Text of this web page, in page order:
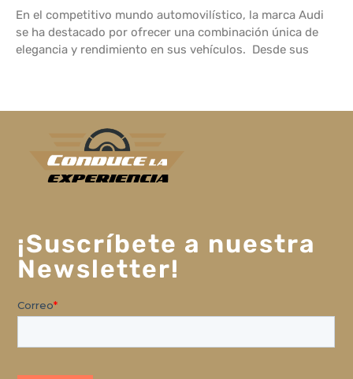
En el competitivo mundo automovilístico, la marca Audi
se ha destacado por ofrecer una combinación única de
elegancia y rendimiento en sus vehículos. Desde sus
¡Suscríbete a nuestra
Newsletter!